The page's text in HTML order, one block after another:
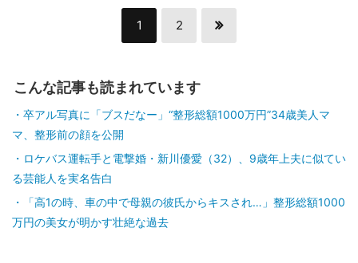
1 2
こんな記事も読まれています
卒アル写真に「ブスだなー」“整形総額1000万円”34歳美人マ
マ、整形前の顔を公開
ロケバス運転手と電撃婚・新川優愛（32）、9歳年上夫に似てい
る芸能人を実名告白
「高1の時、車の中で母親の彼氏からキスされ…」整形総額1000
万円の美女が明かす壮絶な過去